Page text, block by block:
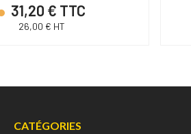
31,20 € TTC
26,00 € HT
CATÉGORIES